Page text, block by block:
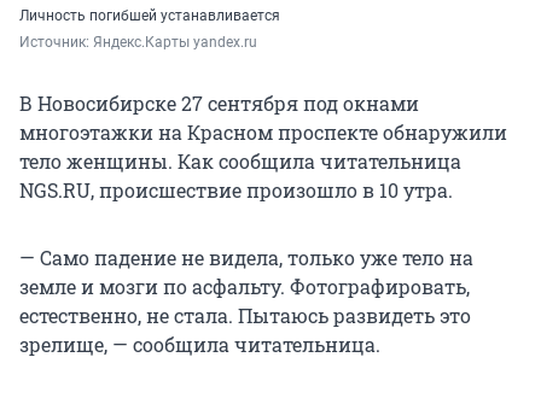
Личность погибшей устанавливается
Источник: Яндекс.Карты yandex.ru
В Новосибирске 27 сентября под окнами
многоэтажки на Красном проспекте обнаружили
тело женщины. Как сообщила читательница
NGS.RU, происшествие произошло в 10 утра.
— Само падение не видела, только уже тело на
земле и мозги по асфальту. Фотографировать,
естественно, не стала. Пытаюсь развидеть это
зрелище, — сообщила читательница.